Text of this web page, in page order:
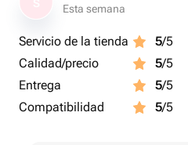
Esta semana
Servicio de la tienda 5/5
Calidad/precio
5/5
Entrega
5/5
Compatibilidad
5/5